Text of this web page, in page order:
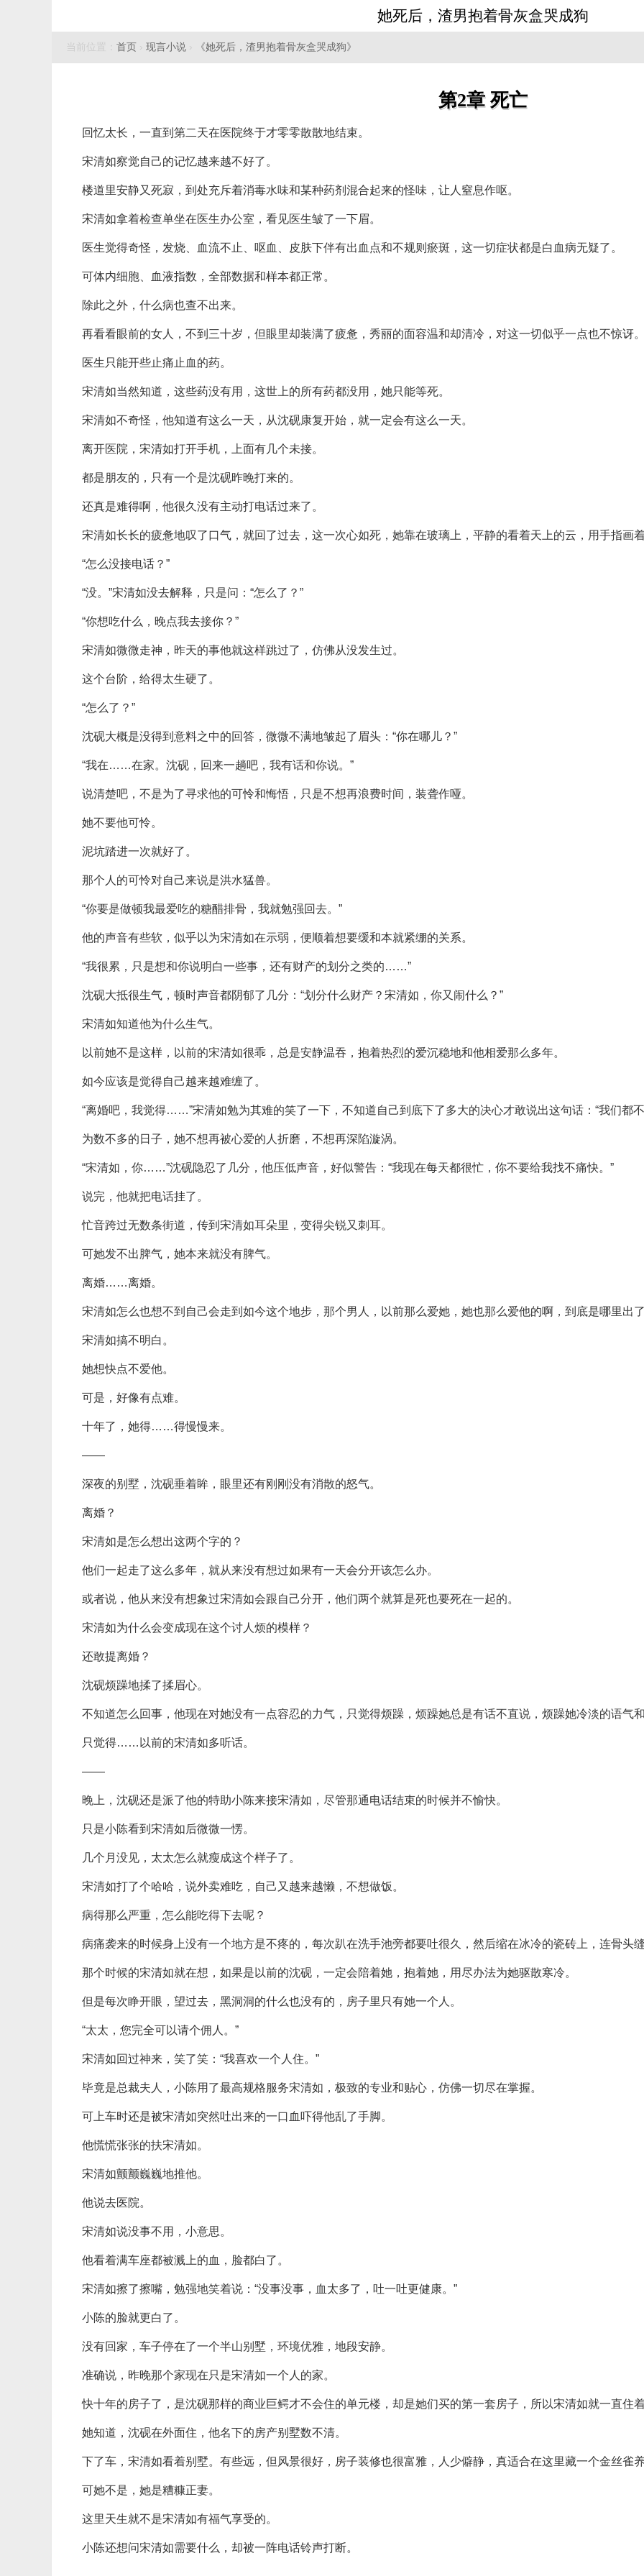
她死后，渣男抱着骨灰盒哭成狗
当前位置： 首页 › 现言小说 › 《她死后，渣男抱着骨灰盒哭成狗》
第2章 死亡
回忆太长，一直到第二天在医院终于才零零散散地结束。
宋清如察觉自己的记忆越来越不好了。
楼道里安静又死寂，到处充斥着消毒水味和某种药剂混合起来的怪味，让人窒息作呕。
宋清如拿着检查单坐在医生办公室，看见医生皱了一下眉。
医生觉得奇怪，发烧、血流不止、呕血、皮肤下伴有出血点和不规则瘀斑，这一切症状都是白血病无疑了。
可体内细胞、血液指数，全部数据和样本都正常。
除此之外，什么病也查不出来。
再看看眼前的女人，不到三十岁，但眼里却装满了疲惫，秀丽的面容温和却清冷，对这一切似乎一点也不惊讶
医生只能开些止痛止血的药。
宋清如当然知道，这些药没有用，这世上的所有药都没用，她只能等死。
宋清如不奇怪，他知道有这么一天，从沈砚康复开始，就一定会有这么一天。
离开医院，宋清如打开手机，上面有几个未接。
都是朋友的，只有一个是沈砚昨晚打来的。
还真是难得啊，他很久没有主动打电话过来了。
宋清如长长的疲惫地叹了口气，就回了过去，这一次心如死，她靠在玻璃上，平静的看着天上的云，用手指画
“怎么没接电话？”
“没。”宋清如没去解释，只是问：“怎么了？”
“你想吃什么，晚点我去接你？”
宋清如微微走神，昨天的事他就这样跳过了，仿佛从没发生过。
这个台阶，给得太生硬了。
“怎么了？”
沈砚大概是没得到意料之中的回答，微微不满地皱起了眉头：“你在哪儿？”
“我在……在家。沈砚，回来一趟吧，我有话和你说。”
说清楚吧，不是为了寻求他的可怜和悔悟，只是不想再浪费时间，装聋作哑。
她不要他可怜。
泥坑踏进一次就好了。
那个人的可怜对自己来说是洪水猛兽。
“你要是做顿我最爱吃的糖醋排骨，我就勉强回去。”
他的声音有些软，似乎以为宋清如在示弱，便顺着想要缓和本就紧绷的关系。
“我很累，只是想和你说明白一些事，还有财产的划分之类的……”
沈砚大抵很生气，顿时声音都阴郁了几分：“划分什么财产？宋清如，你又闹什么？”
宋清如知道他为什么生气。
以前她不是这样，以前的宋清如很乖，总是安静温吞，抱着热烈的爱沉稳地和他相爱那么多年。
如今应该是觉得自己越来越难缠了。
“离婚吧，我觉得……”宋清如勉为其难的笑了一下，不知道自己到底下了多大的决心才敢说出这句话：“我们都
为数不多的日子，她不想再被心爱的人折磨，不想再深陷漩涡。
“宋清如，你……”沈砚隐忍了几分，他压低声音，好似警告：“我现在每天都很忙，你不要给我找不痛快。”
说完，他就把电话挂了。
忙音跨过无数条街道，传到宋清如耳朵里，变得尖锐又刺耳。
可她发不出脾气，她本来就没有脾气。
离婚……离婚。
宋清如怎么也想不到自己会走到如今这个地步，那个男人，以前那么爱她，她也那么爱他的啊，到底是哪里出
宋清如搞不明白。
她想快点不爱他。
可是，好像有点难。
十年了，她得……得慢慢来。
——
深夜的别墅，沈砚垂着眸，眼里还有刚刚没有消散的怒气。
离婚？
宋清如是怎么想出这两个字的？
他们一起走了这么多年，就从来没有想过如果有一天会分开该怎么办。
或者说，他从来没有想象过宋清如会跟自己分开，他们两个就算是死也要死在一起的。
宋清如为什么会变成现在这个讨人烦的模样？
还敢提离婚？
沈砚烦躁地揉了揉眉心。
不知道怎么回事，他现在对她没有一点容忍的力气，只觉得烦躁，烦躁她总是有话不直说，烦躁她冷淡的语气
只觉得……以前的宋清如多听话。
——
晚上，沈砚还是派了他的特助小陈来接宋清如，尽管那通电话结束的时候并不愉快。
只是小陈看到宋清如后微微一愣。
几个月没见，太太怎么就瘦成这个样子了。
宋清如打了个哈哈，说外卖难吃，自己又越来越懒，不想做饭。
病得那么严重，怎么能吃得下去呢？
病痛袭来的时候身上没有一个地方是不疼的，每次趴在洗手池旁都要吐很久，然后缩在冰冷的瓷砖上，连骨头
那个时候的宋清如就在想，如果是以前的沈砚，一定会陪着她，抱着她，用尽办法为她驱散寒冷。
但是每次睁开眼，望过去，黑洞洞的什么也没有的，房子里只有她一个人。
“太太，您完全可以请个佣人。”
宋清如回过神来，笑了笑：“我喜欢一个人住。”
毕竟是总裁夫人，小陈用了最高规格服务宋清如，极致的专业和贴心，仿佛一切尽在掌握。
可上车时还是被宋清如突然吐出来的一口血吓得他乱了手脚。
他慌慌张张的扶宋清如。
宋清如颤颤巍巍地推他。
他说去医院。
宋清如说没事不用，小意思。
他看着满车座都被溅上的血，脸都白了。
宋清如擦了擦嘴，勉强地笑着说：“没事没事，血太多了，吐一吐更健康。”
小陈的脸就更白了。
没有回家，车子停在了一个半山别墅，环境优雅，地段安静。
准确说，昨晚那个家现在只是宋清如一个人的家。
快十年的房子了，是沈砚那样的商业巨鳄才不会住的单元楼，却是她们买的第一套房子，所以宋清如就一直住
她知道，沈砚在外面住，他名下的房产别墅数不清。
下了车，宋清如看着别墅。有些远，但风景很好，房子装修也很富雅，人少僻静，真适合在这里藏一个金丝雀
可她不是，她是糟糠正妻。
这里天生就不是宋清如有福气享受的。
小陈还想问宋清如需要什么，却被一阵电话铃声打断。